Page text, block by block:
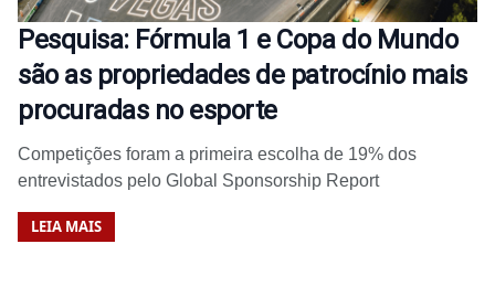
Pesquisa: Fórmula 1 e Copa do Mundo
são as propriedades de patrocínio mais
procuradas no esporte
Competições foram a primeira escolha de 19% dos
entrevistados pelo Global Sponsorship Report
LEIA MAIS